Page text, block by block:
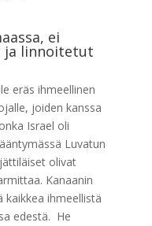
ei
ja linnoitetut
eräs ihmeellinen
joiden kanssa
Israel oli
Luvatun
olivat
Kanaanin
ihmeellistä
edestä. He